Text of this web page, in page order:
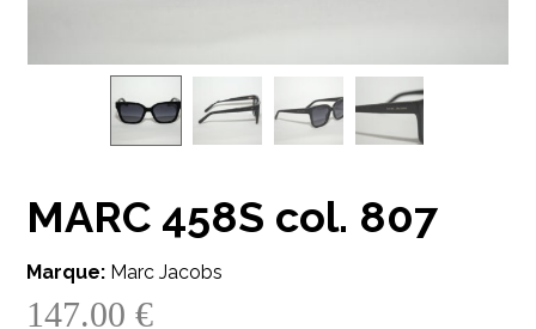
MARC 458S col. 807
Marque: Marc Jacobs
147.00€